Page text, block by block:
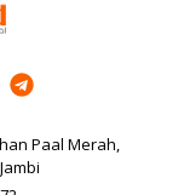
Paal Merah,